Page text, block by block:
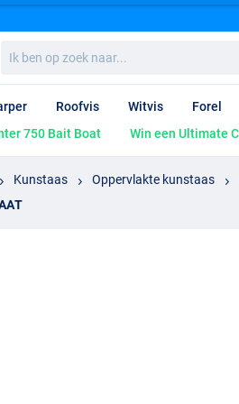
ben
op
naar...
Roofvis Witvis Forel
750 Bait Boat
Win een Ultimate
Kunstaas Oppervlakte kunstaas